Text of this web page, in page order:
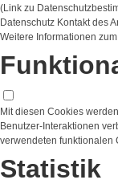
(Link zu
Datenschutz Kontakt des
Weitere Informationen
Mit diesen Cookies
Benutzer-Interaktionen
verwendeten funktionalen
Statistik